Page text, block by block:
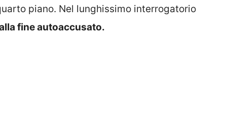
piano. Nel lunghissimo interrogatorio
fine autoaccusato.